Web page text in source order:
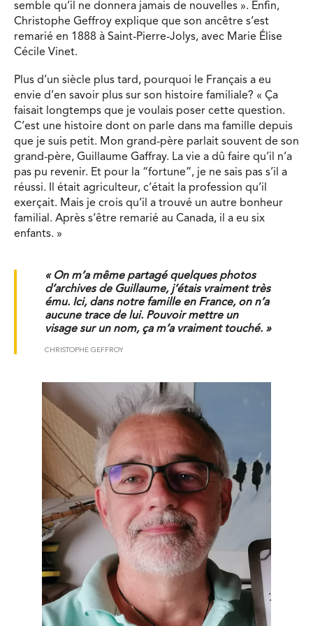
semble qu’il ne donnera jamais de nouvelles ». Enfin,
Christophe Geffroy explique que son ancêtre s’est
remarié en 1888 à Saint-Pierre-Jolys, avec Marie Élise
Cécile Vinet.
Plus d’un siècle plus tard, pourquoi le Français a eu
envie d’en savoir plus sur son histoire familiale? « Ça
faisait longtemps que je voulais poser cette question.
C’est une histoire dont on parle dans ma famille depuis
que je suis petit. Mon grand-père parlait souvent de son
grand-père, Guillaume Gaffray. La vie a dû faire qu’il n’a
pas pu revenir. Et pour la “fortune”, je ne sais pas s’il a
réussi. Il était agriculteur, c’était la profession qu’il
exerçait. Mais je crois qu’il a trouvé un autre bonheur
familial. Après s’être remarié au Canada, il a eu six
enfants. »
« On m’a même partagé quelques photos
d’archives de Guillaume, j’étais vraiment très
ému. Ici, dans notre famille en France, on n’a
aucune trace de lui. Pouvoir mettre un
visage sur un nom, ça m’a vraiment touché. »
CHRISTOPHE GEFFROY